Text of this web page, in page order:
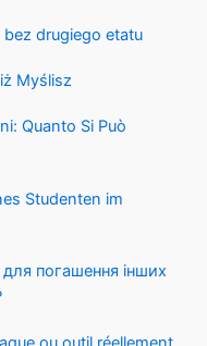
drugiego etatu
Myślisz
Quanto Si Può
Studenten im
для погашення інших